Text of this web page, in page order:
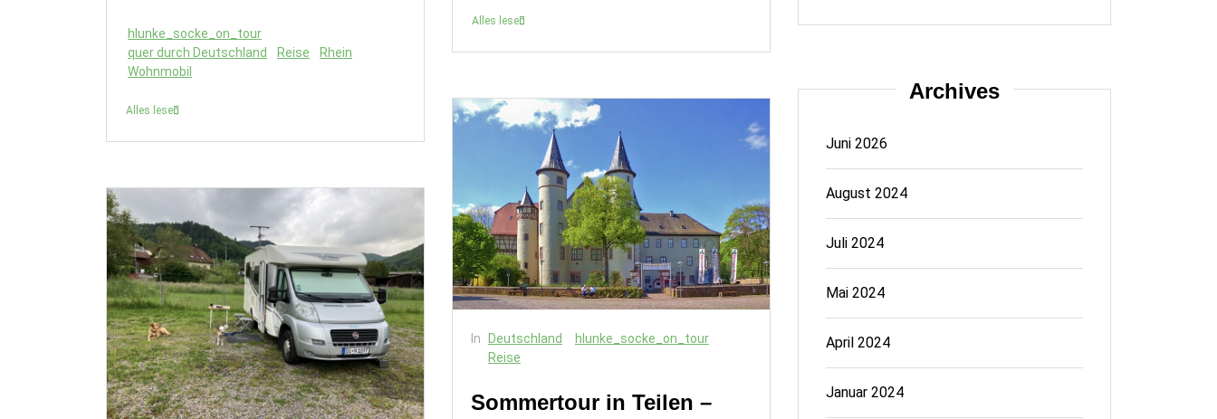
hlunke_socke_on_tour
quer durch Deutschland
Reise
Rhein
Wohnmobil
Alles lesen
Alles lesen
In Deutschland
hlunke_socke_on_tour
Reise
Sommertour in Teilen –
Archives
Juni 2026
August 2024
Juli 2024
Mai 2024
April 2024
Januar 2024